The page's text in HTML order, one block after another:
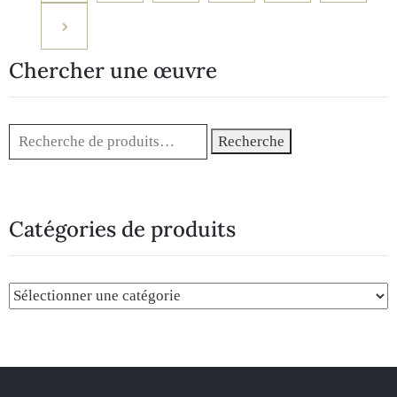
Chercher une œuvre
Recherche
Catégories de produits